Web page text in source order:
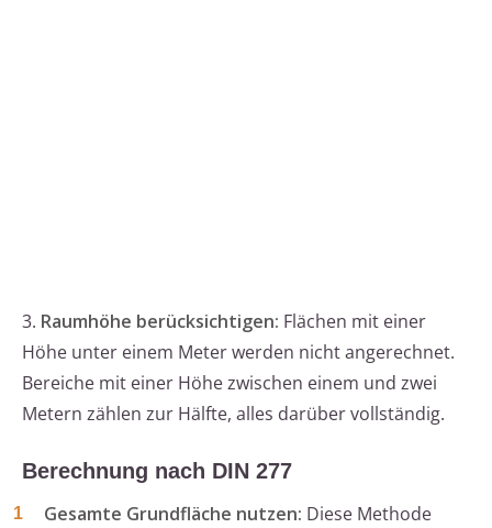
3. Raumhöhe berücksichtigen: Flächen mit einer
Höhe unter einem Meter werden nicht angerechnet.
Bereiche mit einer Höhe zwischen einem und zwei
Metern zählen zur Hälfte, alles darüber vollständig.
Berechnung nach DIN 277
Gesamte Grundfläche nutzen: Diese Methode